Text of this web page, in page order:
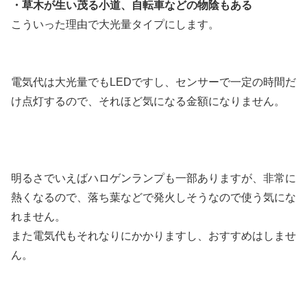
・草木が生い茂る小道、自転車などの物陰もある
こういった理由で大光量タイプにします。
電気代は大光量でもLEDですし、センサーで一定の時間だ
け点灯するので、それほど気になる金額になりません。
明るさでいえばハロゲンランプも一部ありますが、非常に
熱くなるので、落ち葉などで発火しそうなので使う気にな
れません。
また電気代もそれなりにかかりますし、おすすめはしませ
ん。